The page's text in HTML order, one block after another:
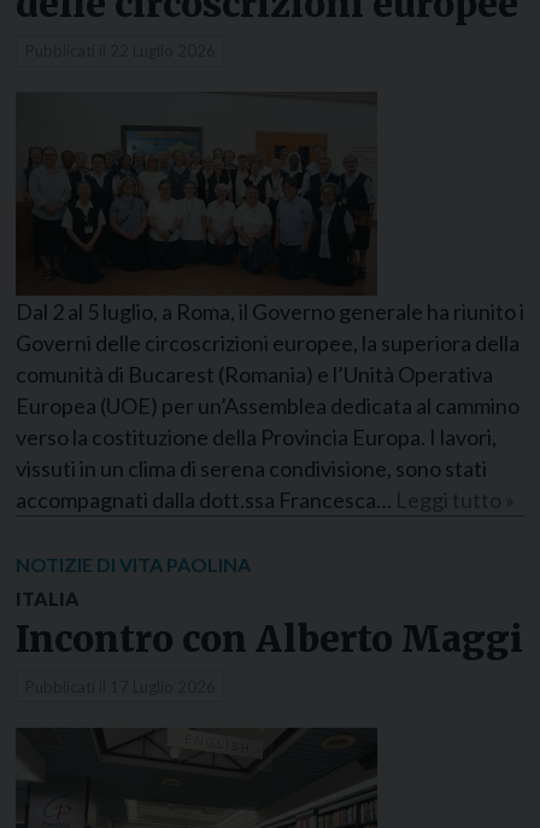
Dal 2 al 5 luglio, a Roma, il Governo generale ha riunito i
Governi delle circoscrizioni europee, la superiora della
comunità di Bucarest (Romania) e l’Unità Operativa
Europea (UOE) per un’Assemblea dedicata al cammino
verso la costituzione della Provincia Europa. I lavori,
vissuti in un clima di serena condivisione, sono stati
accompagnati dalla dott.ssa Francesca…
NOTIZIE DI VITA PAOLINA
ITALIA
Incontro con Alberto Maggi